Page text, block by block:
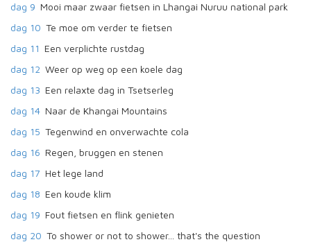
dag 9 Mooi maar zwaar fietsen in Lhangai Nuruu national park
dag 10 Te moe om verder te fietsen
dag 11 Een verplichte rustdag
dag 12 Weer op weg op een koele dag
dag 13 Een relaxte dag in Tsetserleg
dag 14 Naar de Khangai Mountains
dag 15 Tegenwind en onverwachte cola
dag 16 Regen, bruggen en stenen
dag 17 Het lege land
dag 18 Een koude klim
dag 19 Fout fietsen en flink genieten
dag 20 To shower or not to shower... that's the question